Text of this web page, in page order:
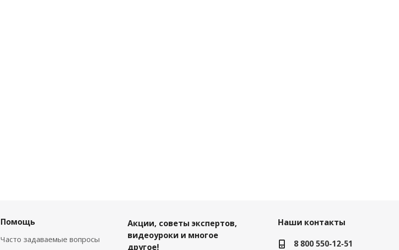
Помощь
Часто задаваемые вопросы
Акции, советы экспертов,
видеоуроки и многое
другое!
Наши контакты
8 800 550-12-51